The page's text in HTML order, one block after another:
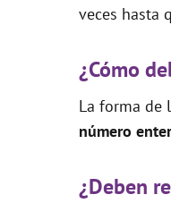
veces hasta
¿Cómo
La forma de
número
¿Deben